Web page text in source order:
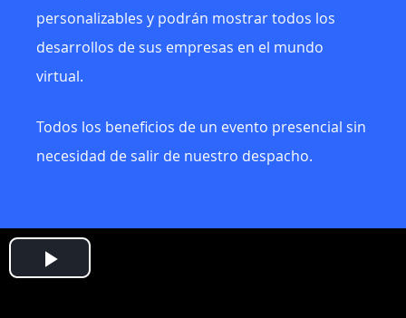
personalizables y podrán mostrar todos los
desarrollos de sus empresas en el mundo
virtual.
Todos los beneficios de un evento presencial sin
necesidad de salir de nuestro despacho.
Play